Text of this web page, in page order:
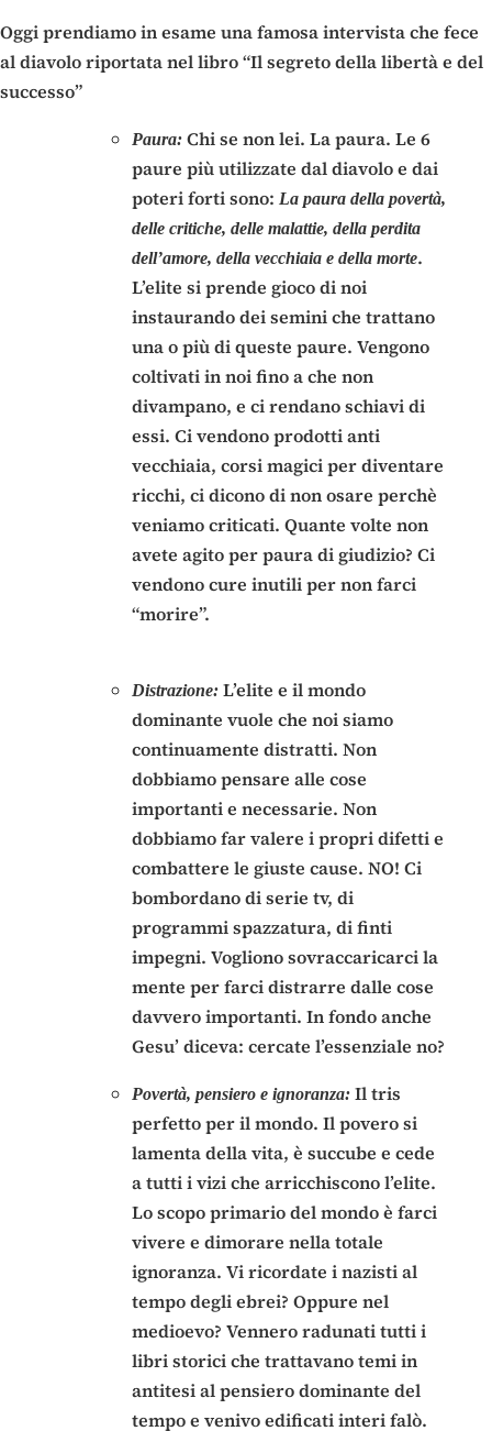
Oggi prendiamo in esame una famosa intervista che fece
al diavolo riportata nel libro “Il segreto della libertà e del
successo”
Paura: Chi se non lei. La paura. Le 6
paure più utilizzate dal diavolo e dai
poteri forti sono: La paura della povertà,
delle critiche, delle malattie, della perdita
dell’amore, della vecchiaia e della morte.
L’elite si prende gioco di noi
instaurando dei semini che trattano
una o più di queste paure. Vengono
coltivati in noi fino a che non
divampano, e ci rendano schiavi di
essi. Ci vendono prodotti anti
vecchiaia, corsi magici per diventare
ricchi, ci dicono di non osare perchè
veniamo criticati. Quante volte non
avete agito per paura di giudizio? Ci
vendono cure inutili per non farci
“morire”.
Distrazione: L’elite e il mondo
dominante vuole che noi siamo
continuamente distratti. Non
dobbiamo pensare alle cose
importanti e necessarie. Non
dobbiamo far valere i propri difetti e
combattere le giuste cause. NO! Ci
bombordano di serie tv, di
programmi spazzatura, di finti
impegni. Vogliono sovraccaricarci la
mente per farci distrarre dalle cose
davvero importanti. In fondo anche
Gesu’ diceva: cercate l’essenziale no?
Povertà, pensiero e ignoranza: Il tris
perfetto per il mondo. Il povero si
lamenta della vita, è succube e cede
a tutti i vizi che arricchiscono l’elite.
Lo scopo primario del mondo è farci
vivere e dimorare nella totale
ignoranza. Vi ricordate i nazisti al
tempo degli ebrei? Oppure nel
medioevo? Vennero radunati tutti i
libri storici che trattavano temi in
antitesi al pensiero dominante del
tempo e venivo edificati interi falò.